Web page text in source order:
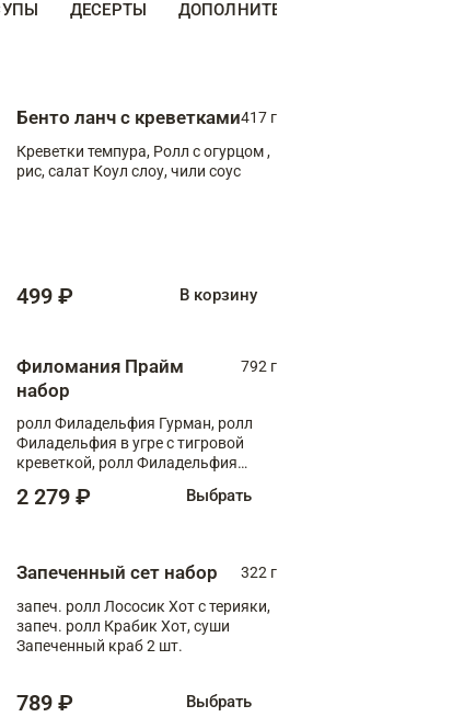
ДЕСЕРТЫ ДОПОЛНИТЕЛЬНО
Бенто ланч с креветками417 г
Креветки темпура, Ролл с огурцом ,
рис, салат Коул слоу, чили соус
499 ₽ В корзину
Филомания Прайм
набор
792 г
ролл Филадельфия Гурман, ролл
Филадельфия в угре с тигровой
креветкой, ролл Филадельфия
2 279 ₽ Выбрать
Запеченный сет набор
322 г
запеч. ролл Лососик Хот с терияки,
запеч. ролл Крабик Хот, суши
Запеченный краб 2 шт.
789 ₽ Выбрать